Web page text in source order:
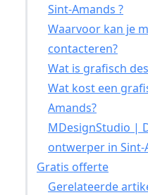
Sint-Amands ?
Waarvoor kan je
contacteren?
Wat is grafisch
Wat kost een
Amands?
MDesignStudio |
ontwerper in
Gratis offerte
Gerelateerde